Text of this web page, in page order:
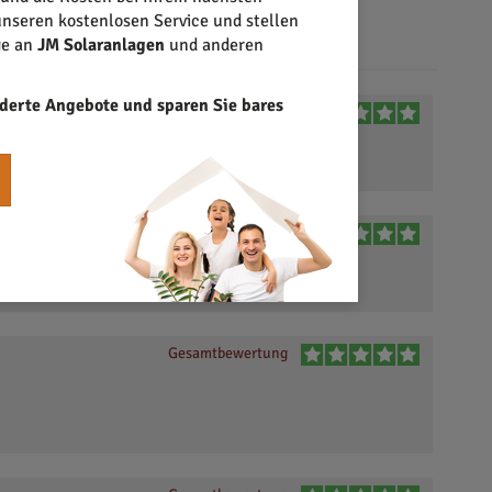
Gesamtbewertung
JM Solar hat
Gesamtbewertung
organisiert und
Gesamtbewertung
kostenlosen Service und stellen
an JM Solaranlagen und anderen
Angebote und sparen Sie bares